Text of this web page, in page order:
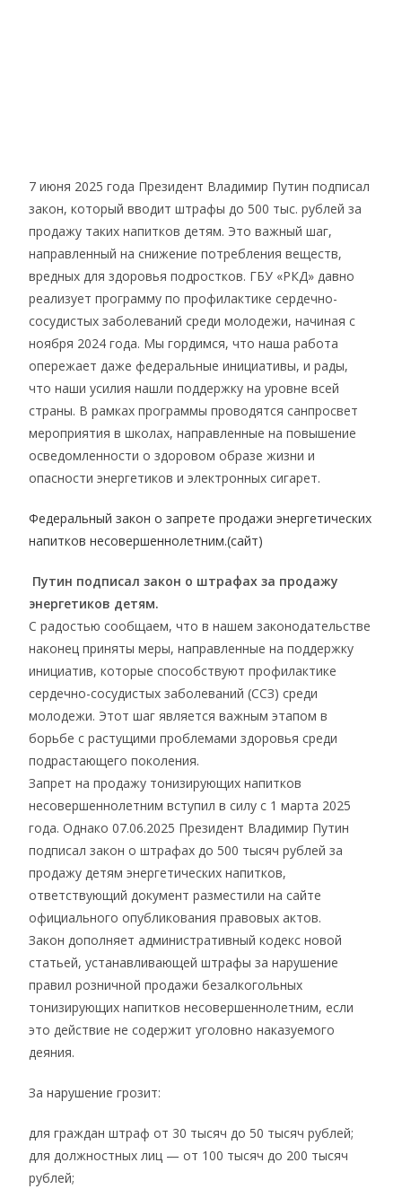
7 июня 2025 года Президент Владимир Путин подписал
закон, который вводит штрафы до 500 тыс. рублей за
продажу таких напитков детям. Это важный шаг,
направленный на снижение потребления веществ,
вредных для здоровья подростков. ГБУ «РКД» давно
реализует программу по профилактике сердечно-
сосудистых заболеваний среди молодежи, начиная с
ноября 2024 года. Мы гордимся, что наша работа
опережает даже федеральные инициативы, и рады,
что наши усилия нашли поддержку на уровне всей
страны. В рамках программы проводятся санпросвет
мероприятия в школах, направленные на повышение
осведомленности о здоровом образе жизни и
опасности энергетиков и электронных сигарет.
Федеральный закон о запрете продажи энергетических
напитков несовершеннолетним.(сайт)
Путин подписал закон о штрафах за продажу
энергетиков детям.
С радостью сообщаем, что в нашем законодательстве
наконец приняты меры, направленные на поддержку
инициатив, которые способствуют профилактике
сердечно-сосудистых заболеваний (ССЗ) среди
молодежи. Этот шаг является важным этапом в
борьбе с растущими проблемами здоровья среди
подрастающего поколения.
Запрет на продажу тонизирующих напитков
несовершеннолетним вступил в силу с 1 марта 2025
года. Однако 07.06.2025 Президент Владимир Путин
подписал закон о штрафах до 500 тысяч рублей за
продажу детям энергетических напитков,
ответствующий документ разместили на сайте
официального опубликования правовых актов.
Закон дополняет административный кодекс новой
статьей, устанавливающей штрафы за нарушение
правил розничной продажи безалкогольных
тонизирующих напитков несовершеннолетним, если
это действие не содержит уголовно наказуемого
деяния.
За нарушение грозит:
для граждан штраф от 30 тысяч до 50 тысяч рублей;
для должностных лиц — от 100 тысяч до 200 тысяч
рублей;